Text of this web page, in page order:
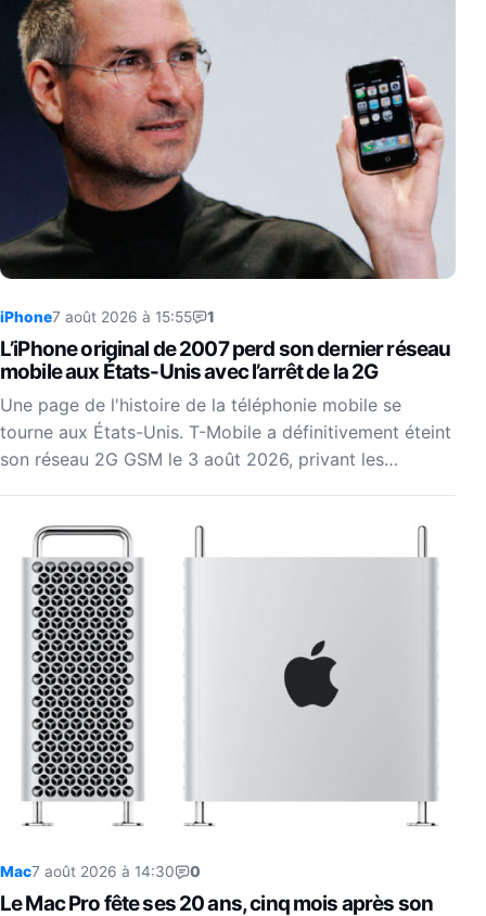
iPhone7 août 2026 à 15:55 1
L’iPhone original de 2007 perd son dernier réseau
mobile aux États-Unis avec l’arrêt de la 2G
Une page de l'histoire de la téléphonie mobile se
tourne aux États-Unis. T-Mobile a définitivement éteint
son réseau 2G GSM le 3 août 2026, privant les…
Mac7 août 2026 à 14:30 0
Le Mac Pro fête ses 20 ans, cinq mois après son